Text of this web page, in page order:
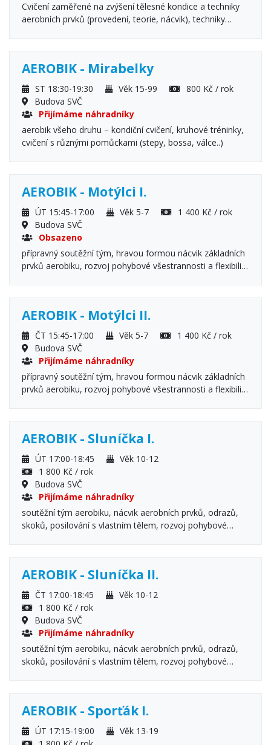
Cvičení zaměřené na zvýšení tělesné kondice a techniky
aerobních prvků (provedení, teorie, nácvik), techniky
stability a síly středu těla, držení těla a maximálního
ovládání veškerých jeho částí.
AEROBIK - Mirabelky
ST 18:30-19:30 Věk 15-99
800 Kč / rok
Budova SVČ
Přijímáme náhradníky
aerobik všeho druhu – kondiční cvičení, kruhové tréninky,
cvičení s různými pomůckami (stepy, bossa, válce..)
AEROBIK - Motýlci I.
ÚT 15:45-17:00 Věk 5-7
1 400 Kč / rok
Budova SVČ
Obsazeno
přípravný soutěžní tým, hravou formou nácvik základních
prvků aerobiku, rozvoj pohybové všestrannosti a flexibility
AEROBIK - Motýlci II.
ČT 15:45-17:00 Věk 5-7
1 400 Kč / rok
Budova SVČ
Přijímáme náhradníky
přípravný soutěžní tým, hravou formou nácvik základních
prvků aerobiku, rozvoj pohybové všestrannosti a flexibility
AEROBIK - Sluníčka I.
ÚT 17:00-18:45
Věk 10-12
1 800 Kč / rok
Budova SVČ
Přijímáme náhradníky
soutěžní tým aerobiku, nácvik aerobních prvků, odrazů,
skoků, posilování s vlastním tělem, rozvoj pohybové
Sluníčka II., o zařazení do týmu rozhoduje trenérka, není
vhodné pro začátečníky
AEROBIK - Sluníčka II.
ČT 17:00-18:45
Věk 10-12
1 800 Kč / rok
Budova SVČ
Přijímáme náhradníky
soutěžní tým aerobiku, nácvik aerobních prvků, odrazů,
skoků, posilování s vlastním tělem, rozvoj pohybové
Sluníčka I., o zařazení do týmu rozhoduje trenérka, není
vhodné pro začátečníky
AEROBIK - Sporťák I.
ÚT 17:15-19:00
Věk 13-19